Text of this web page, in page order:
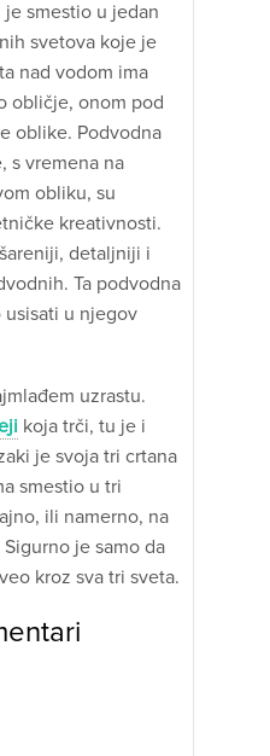
smestio u jedan
svetova koje je
nad vodom ima
obličje, onom pod
oblike. Podvodna
s vremena na
obliku, su
kreativnosti.
detaljniji i
Ta podvodna
usisati u njegov
uzrastu.
koja trči, tu je i
je svoja tri crtana
smestio u tri
ili namerno, na
je samo da
kroz sva tri sveta.